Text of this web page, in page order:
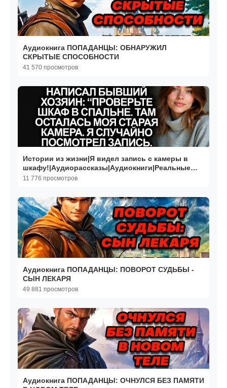
Аудиокнига ПОПАДАНЦЫ: ОБНАРУЖИЛ
СКРЫТЫЕ СПОСОБНОСТИ
41 570 просмотров
Истории из жизни|Я видел запись с камеры в
шкафу!|Аудиорассказы|Аудиокниги|Реальные
истории
11 776 просмотров
Аудиокнига ПОПАДАНЦЫ: ПОВОРОТ СУДЬБЫ -
СЫН ЛЕКАРЯ
49 881 просмотров
Аудиокнига ПОПАДАНЦЫ: ОЧНУЛСЯ БЕЗ ПАМЯТИ